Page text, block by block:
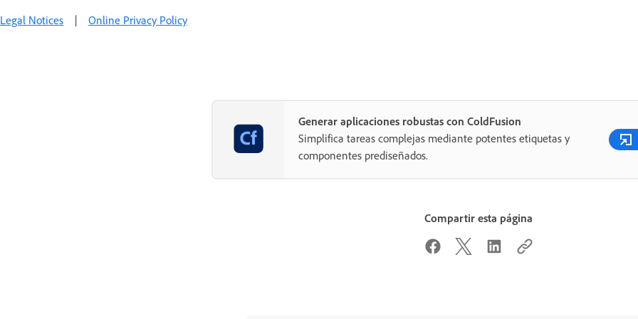
Legal Notices | Online Privacy Policy
Generar aplicaciones robustas con ColdFusion
Simplifica tareas complejas mediante potentes etiquetas y
componentes prediseñados.
Compartir esta página